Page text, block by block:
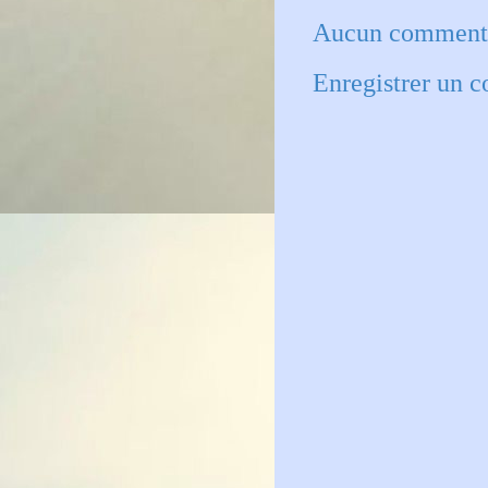
Aucun
Enregistrer un